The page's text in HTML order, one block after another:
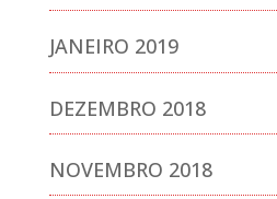
JANEIRO 2019
DEZEMBRO 2018
NOVEMBRO 2018